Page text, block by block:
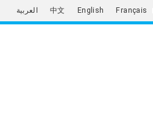
العربية 中文 English Français